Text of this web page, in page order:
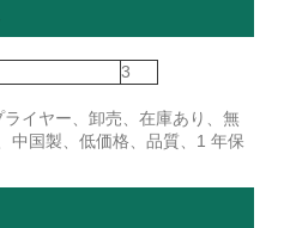
3
イヤー、卸売、在庫あり、無
中国製、低価格、品質、1 年保